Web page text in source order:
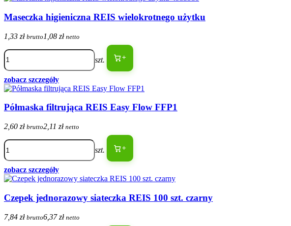
Maseczka higieniczna REIS wielokrotnego użytku
1,33 zł brutto 1,08 zł netto
szt. +
zobacz szczegóły
Półmaska filtrująca REIS Easy Flow FFP1
2,60 zł brutto2,11 zł netto
szt. +
zobacz szczegóły
Czepek jednorazowy siateczka REIS 100 szt. czarny
7,84 zł brutto6,37 zł netto